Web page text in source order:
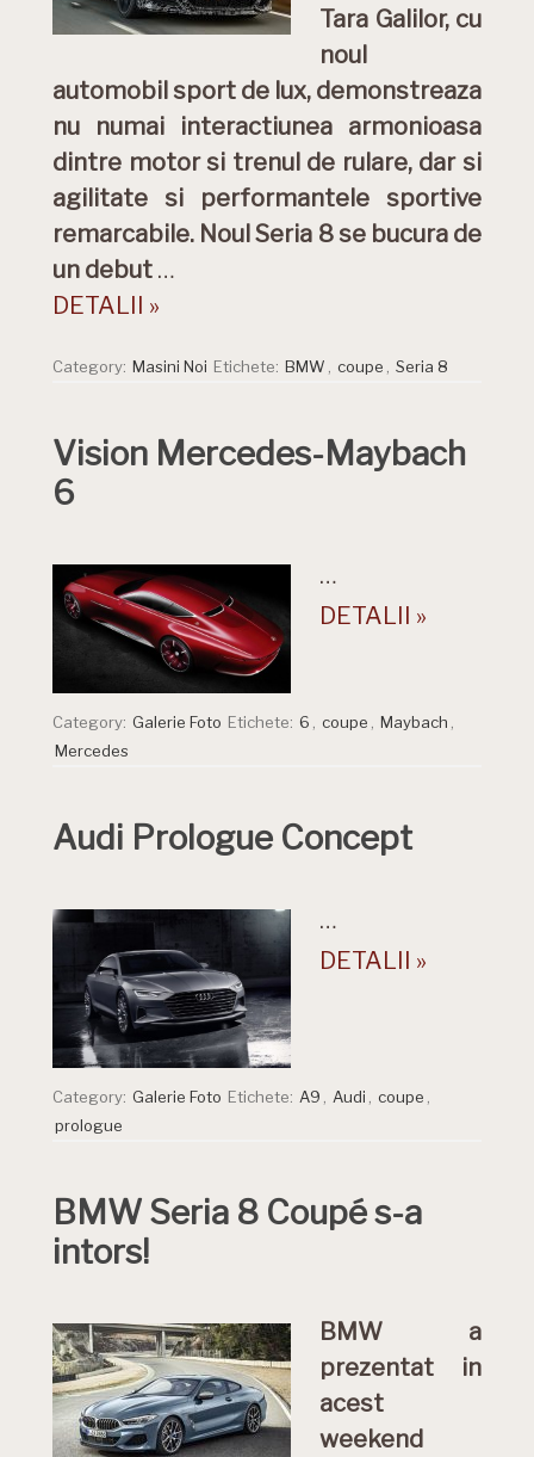
Tara Galilor, cu
noul
automobil sport de lux, demonstreaza
nu numai interactiunea armonioasa
dintre motor si trenul de rulare, dar si
agilitate si performantele sportive
remarcabile. Noul Seria 8 se bucura de
un debut …
DETALII »
Category: Masini Noi Etichete: BMW coupe Seria 8
Vision Mercedes-Maybach
6
…
DETALII »
Category: Galerie Foto Etichete: 6 coupe Maybach
Mercedes
Audi Prologue Concept
…
DETALII »
Category: Galerie Foto Etichete: A9 Audi coupe
prologue
BMW Seria 8 Coupé s-a
intors!
BMW a
prezentat in
acest
weekend